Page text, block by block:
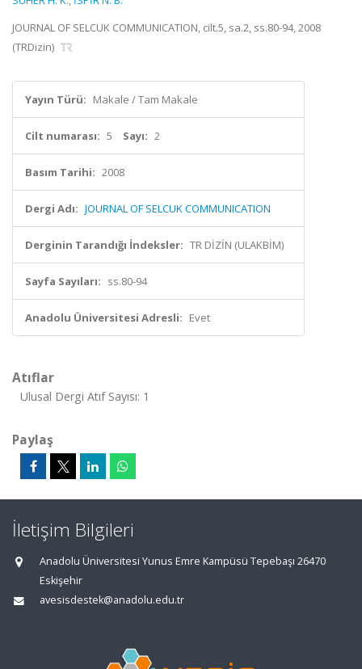
JOURNAL OF SELCUK COMMUNICATION, cilt.5, sa.2, ss.80-94, 2008
(TRDizin)
Yayın Türü: Makale / Tam Makale
Cilt numarası: 5 Sayı: 2
Basım Tarihi: 2008
Dergi Adı: JOURNAL OF SELCUK COMMUNICATION
Derginin Tarandığı İndeksler: TR DİZİN (ULAKBİM)
Sayfa Sayıları: ss.80-94
Anadolu Üniversitesi Adresli: Evet
Atıflar
Ulusal Dergi Atıf Sayısı: 1
Paylaş
İletişim Bilgileri
Anadolu Üniversitesi Yunus Emre Kampüsü Tepebaşı 26470
Eskişehir
avesisdestek@anadolu.edu.tr